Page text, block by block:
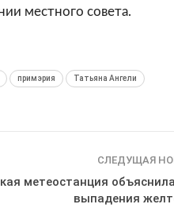
местного совета.
примэрия Татьяна Ангели
СЛЕДУЩАЯ
метеостанция
выпадения